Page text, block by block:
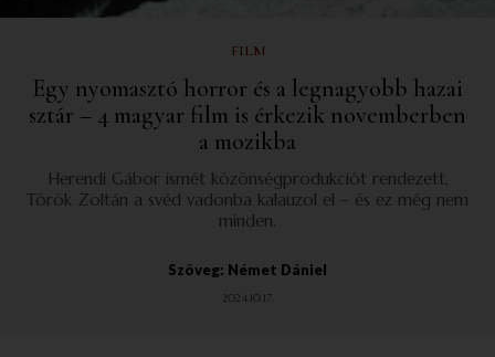
FILM
Egy nyomasztó horror és a legnagyobb hazai
sztár – 4 magyar film is érkezik novemberben
a mozikba
Herendi Gábor ismét közönségprodukciót rendezett,
Török Zoltán a svéd vadonba kalauzol el – és ez még nem
minden.
Szöveg: Német Dániel
2024.10.17.